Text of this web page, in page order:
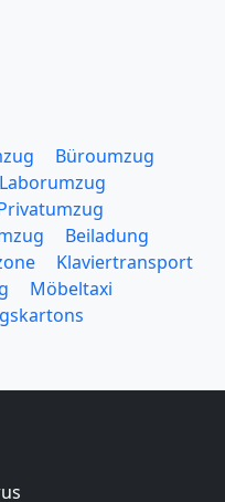
Büroumzug
Laborumzug
Beiladung
Klaviertransport
Möbeltaxi